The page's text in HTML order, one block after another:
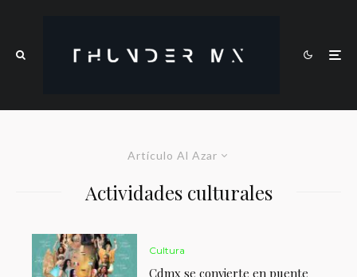
Artículo Al Azar
Actividades culturales
Cultura
Cdmx se convierte en puente